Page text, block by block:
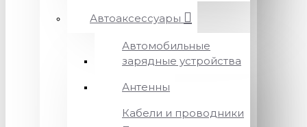
Автоаксессуары
Автомобильные
зарядные устройства
Антенны
Кабели и проводники